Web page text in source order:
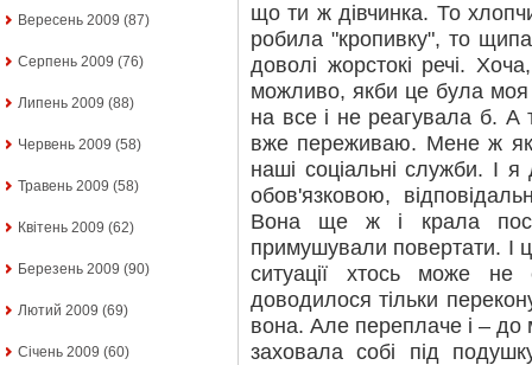
Вересень 2009 (87)
Серпень 2009 (76)
Липень 2009 (88)
Червень 2009 (58)
Травень 2009 (58)
Квітень 2009 (62)
Березень 2009 (90)
Лютий 2009 (69)
Січень 2009 (60)
що ти ж дівчинка. То
робила "кропивку", то
доволі жорстокі речі.
можливо, якби це була моя
на все і не реагувала б. А
вже переживаю. Мене ж
наші соціальні служби. І
обов'язковою,
Вона ще ж і крала
примушували повертати. І
ситуації хтось може не
доводилося тільки
вона. Але переплаче і – до
заховала собі під